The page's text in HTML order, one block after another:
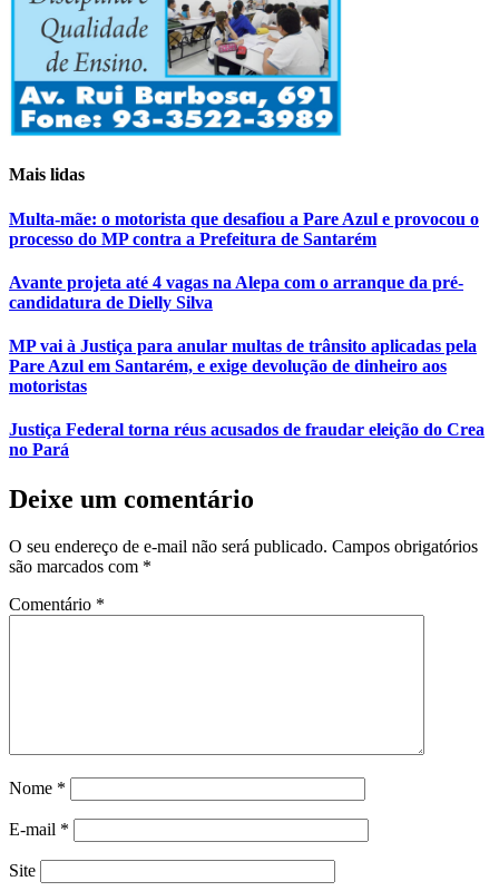
Mais lidas
Multa-mãe: o motorista que desafiou a Pare Azul e provocou o
processo do MP contra a Prefeitura de Santarém
Avante projeta até 4 vagas na Alepa com o arranque da pré-
candidatura de Dielly Silva
MP vai à Justiça para anular multas de trânsito aplicadas pela
Pare Azul em Santarém, e exige devolução de dinheiro aos
motoristas
Justiça Federal torna réus acusados de fraudar eleição do Crea
no Pará
Deixe um comentário
O seu endereço de e-mail não será publicado. Campos obrigatórios
são marcados com *
Comentário *
Nome *
E-mail *
Site